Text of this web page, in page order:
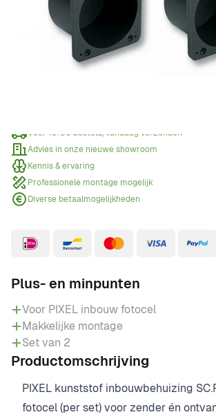
Offerte aanvragen
Voor 15:00 besteld, vandaag verzonden
Advies in onze nieuwe showroom
Kennis & ervaring
Professionele montage mogelijk
Diverse betaalmogelijkheden
Plus- en minpunten
Voor PIXEL inbouw fotocel
Makkelijke montage
Set van 2
Productomschrijving
PIXEL kunststof inbouwbehuizing
fotocel (per set) voor zender én